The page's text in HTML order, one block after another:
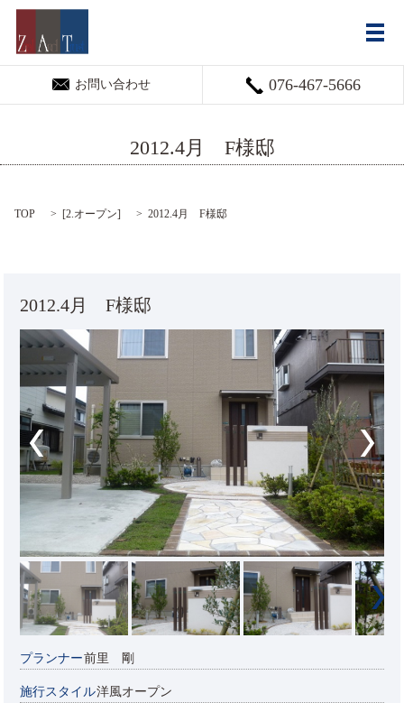
お問い合わせ 076-467-5666
メ
2012.4月 F様邸
TOP [2.オープン] 2012.4月 F様邸
2012.4月 F様邸
プランナー前里 剛
施行スタイル洋風オープン